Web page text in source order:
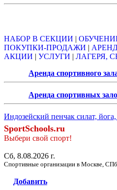
НАБОР В СЕКЦИИ |
ПОКУПКИ-ПРОДАЖИ |
АКЦИИ | УСЛУГИ | ЛАГЕРЯ,
Аренда спортивного
Аренда спортивных
Индозейский пенчак силат,
SportSchools.ru
Выбери свой спорт!
Сб, 8.08.2026 г.
Спортивные организации в Москве,
Добавить